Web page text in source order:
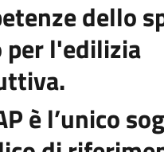
dello
per l'edilizia
.
è l’unico